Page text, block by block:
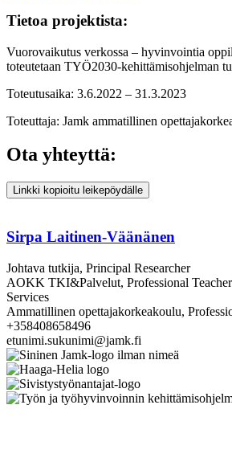
Tietoa projektista:
Vuorovaikutus verkossa – hyvinvointia
toteutetaan TYÖ2030-kehittämisohjelman
Toteutusaika: 3.6.2022 – 31.3.2023
Toteuttaja: Jamk ammatillinen
Ota yhteyttä:
Linkki kopioitu leikepöydälle
Sirpa Laitinen-Väänänen
Johtava tutkija, Principal Researcher
AOKK TKI&Palvelut, Professional
Services
Ammatillinen opettajakorkeakoulu,
+358408658496
etunimi.sukunimi@jamk.fi